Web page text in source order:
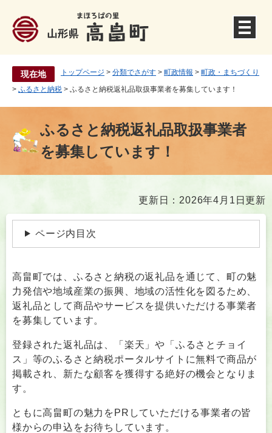
。
現在地 トップページ > 分類でさがす > 町政情報 > 町政・まちづくり
> ふるさと納税 > ふるさと納税返礼品取扱事業者を募集しています！
ふるさと納税返礼品取扱事業者
を募集しています！
文
更新日：2026年4月1日更新
ページ内目次
高畠町では、ふるさと納税の返礼品を通じて、町の魅
力発信や地域産業の振興、地域の活性化を図るため、
返礼品として商品やサービスを提供いただける事業者
を募集しています。
登録された返礼品は、「楽天」や「ふるさとチョイ
ス」等のふるさと納税ポータルサイトに無料で商品が
掲載され、新たな顧客を獲得する絶好の機会となりま
す。
ともに高畠町の魅力をPRしていただける事業者の皆
様からの申込をお待ちしています。